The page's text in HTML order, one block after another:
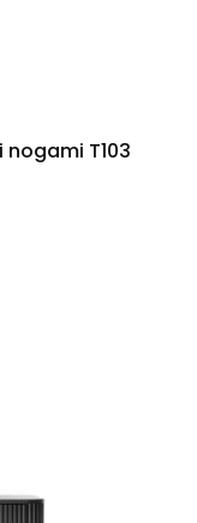
T103